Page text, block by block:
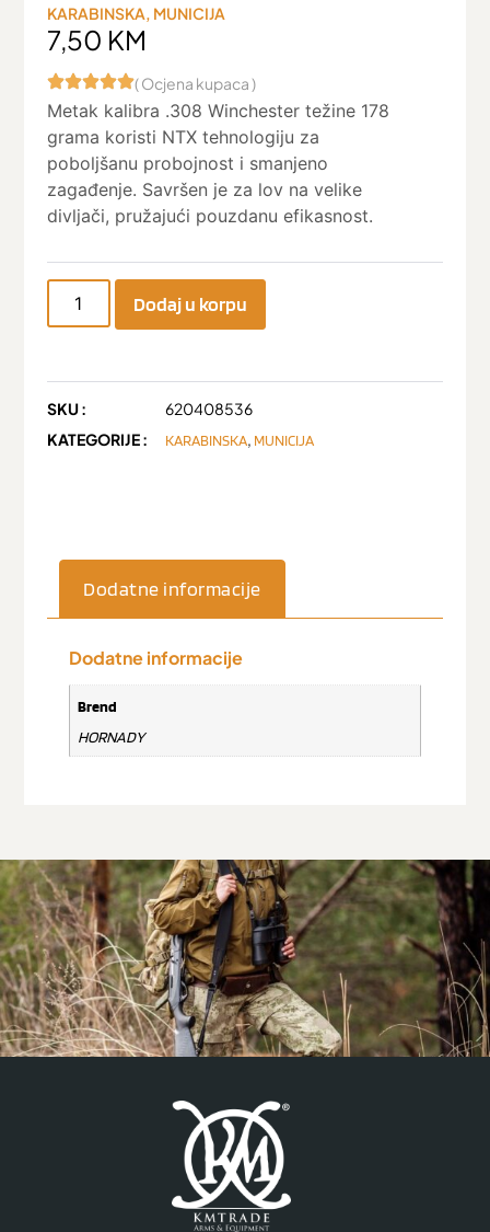
KARABINSKA, MUNICIJA
7,50 KM
( Ocjena kupaca )
Metak kalibra .308 Winchester težine 178
grama koristi NTX tehnologiju za
poboljšanu probojnost i smanjeno
zagađenje. Savršen je za lov na velike
divljači, pružajući pouzdanu efikasnost.
Dodaj u korpu
SKU :
620408536
KATEGORIJE :
KARABINSKA, MUNICIJA
Dodatne informacije
Dodatne informacije
Brend
HORNADY